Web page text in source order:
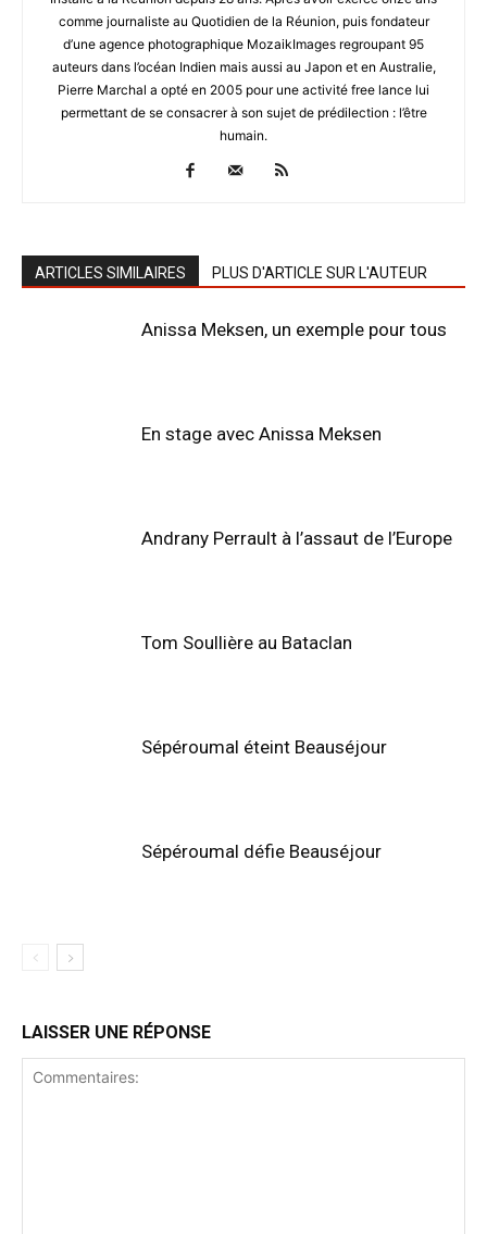
comme journaliste au Quotidien de la Réunion, puis fondateur
d’une agence photographique MozaikImages regroupant 95
auteurs dans l’océan Indien mais aussi au Japon et en Australie,
Pierre Marchal a opté en 2005 pour une activité free lance lui
permettant de se consacrer à son sujet de prédilection : l’être
humain.
ARTICLES SIMILAIRES PLUS D'ARTICLE SUR L'AUTEUR
Anissa Meksen, un exemple pour tous
En stage avec Anissa Meksen
Andrany Perrault à l’assaut de l’Europe
Tom Soullière au Bataclan
Sépéroumal éteint Beauséjour
Sépéroumal défie Beauséjour
LAISSER UNE RÉPONSE